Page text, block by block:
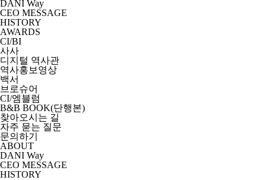
DANI Way
CEO MESSAGE
HISTORY
AWARDS
CI/BI
사사
디지털 역사관
역사홍보영상
백서
브로슈어
CI/엠블럼
B&B BOOK(단행본)
찾아오시는 길
자주 묻는 질문
문의하기
ABOUT
DANI Way
CEO MESSAGE
HISTORY